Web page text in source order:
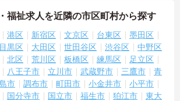
福祉求人を近隣の市区町村から探す
港区 新宿区 文京区 台東区
墨田区
目黒区 大田区 世田谷区 渋谷区
中野区
北区 荒川区 板橋区 練馬区
足立区
八王子市 立川市 武蔵野市 三鷹市
青
市 調布市 町田市 小金井市
小平市
国分寺市 国立市 福生市 狛江市 東大